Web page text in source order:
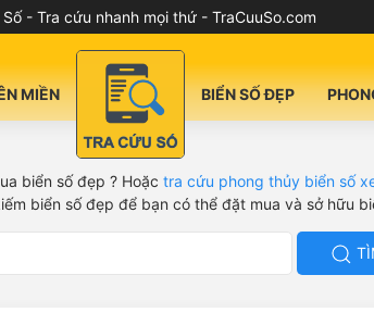
- Tra cứu nhanh mọi thứ - TraCuuSo.com
MIỀN BIỂN SỐ ĐẸP
biển số đẹp ? Hoặc tra cứu phong thủy biển số
biển số đẹp để bạn có thể đặt mua và sở hữu